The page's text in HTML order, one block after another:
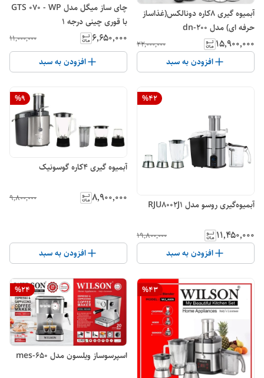
آبمیوه گیری ۸کاره دونالکس(غذاساز
حرفه ای) مدل dn-200
۱۵٬۹۰۰٬۰۰۰ ۲۲٬۰۰۰٬۰۰۰
افزودن به سبد
چای ساز میگل مدل GTS 070 - WP
با قوری چینی درجه ۱
۶٬۶۵۰٬۰۰۰ ۱۱٬۰۰۰٬۰۰۰
افزودن به سبد
%42
آبمیوه‌گیری روسو مدل RJU8002J1
۱۱٬۴۵۰٬۰۰۰ ۱۹٬۸۰۰٬۰۰۰
افزودن به سبد
%9
آبمیوه گیری ۴کاره گوسونیک
۸٬۹۰۰٬۰۰۰ ۹٬۸۰۰٬۰۰۰
افزودن به سبد
%43
%24
اسپرسوساز ویلسون مدل mes-650